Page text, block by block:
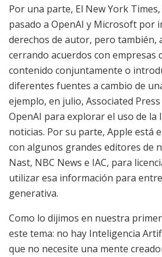
Por una parte, El New York
pasado a OpenAI y Microsoft por
derechos de autor, pero también,
cerrando acuerdos con empresas
contenido conjuntamente o
diferentes fuentes a cambio de
ejemplo, en julio, Associated
OpenAI para explorar el uso de la
noticias. Por su parte, Apple está
con algunos grandes editores de
Nast, NBC News e IAC, para
utilizar esa información para
generativa.
Como lo dijimos en nuestra
este tema: no hay Inteligencia
que no necesite una mente